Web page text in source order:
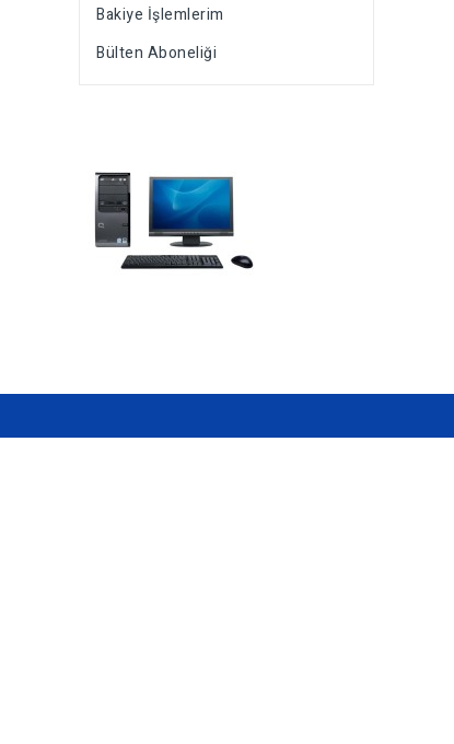
Bakiye İşlemlerim
Bülten Aboneliği